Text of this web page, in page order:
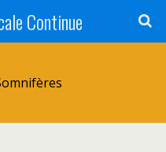
Continue